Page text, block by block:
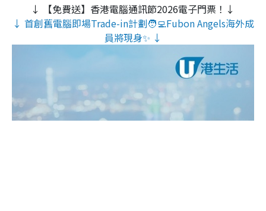
↓ 【免費送】香港電腦通訊節2026電子門票！↓
↓ 首創舊電腦即場Trade-in計劃🧑‍💻Fubon Angels海外成
員將現身✨ ↓